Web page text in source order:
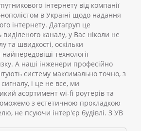
інтернету від компанії
в Україні щодо надання
інтернету. Датагруп це
виділеного каналу, у Вас ніколи не
та швидкості, оскільки
технології
А наші інженери професійно
систему максимально точно, з
і це не все, ми
асортимент wi-fi роутерів та
з естетичною прокладкою
не псуючи інтер'єр будівлі. З УВ